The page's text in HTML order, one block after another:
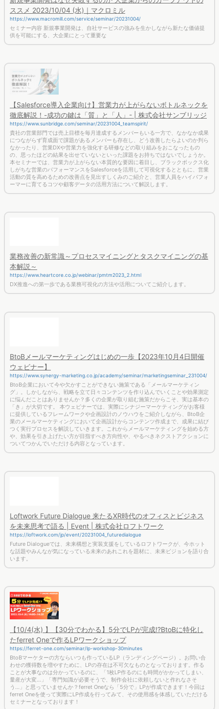
ススメ 2023/10/04 (水)｜マクロミル
https://www.macromill.com/service/seminar/20231004/
セミナー内容 新規事業開発は、自社サービスの強みを生かしながら新たな価値提
供を可能にする、大企業にとって重要な
【Salesforce導入企業向け】営業力が上がらないボトルネックを
徹底解説！-成功の鍵は「質」と「人」- | 株式会社サンブリッジ
https://www.sunbridge.com/seminar/20231004_teamspirit/
貴社の営業部門では売上目標を毎月達成するメンバーもいる一方で、なかなか成果
につながらず育成面で課題があるメンバーも存在し、どう改善したらよいのか判ら
なかったり、営業DXや営業力を強化する研修などの取り組みをおこなったもの
の、思ったほどの結果を出せていないといった課題をお持ちではないでしょうか。
本セミナーでは、営業力が上がらない本質的な要因に着目し、ブラックボックス化
しがちな営業のパフォーマンスをSalesforceを活用して可視化するとともに、営業
活動の質を高めるための改善点を見出すしくみのご紹介と、営業人員をハイパフォ
ーマーに育てるコツや顧客データの活用方法について解説します。
業務改善の新常識～プロセスマイニングとタスクマイニングの基
本解説～
https://www.heartcore.co.jp/webinar/pmtm2023_2.html
DX推進への第一歩である業務可視化の方法や活用についてご紹介します。
BtoBメールマーケティングはじめの一歩【2023年10月4日開催
ウェビナー】
https://www.synergy-marketing.co.jp/academy/seminar/marketingseminar_231004/
BtoB企業において今や欠かすことができない施策である「メールマーケティン
グ」。しかしながら、戦略を立て日々コンテンツを作り込んでいくことや効果測定
に悩んだことはありませんか？多くの企業が取り組む施策だからこそ、実は基本の
「き」が大切です。 本ウェビナーでは、実際にシナジーマーケティングがお客様
に提供しているフレームワークや企画設計のノウハウをご紹介しながら、BtoB企
業のメールマーケティングにおいて企画設計からコンテンツ作成まで、成果に結び
つく実行プロセスを解説していきます。これからメールマーケティングを始める方
や、効果を引き上げたい方が目指すべき方向性や、やるべきネクストアクションに
ついてつかんでいただける内容となっています。
Loftwork Future Dialogue 来たるXR時代のオフィスとビジネス
を未来思考で語る | Event | 株式会社ロフトワーク
https://loftwork.com/jp/event/20231004_futuredialogue
Future Dialogueでは、未来構想と実装支援をしているロフトワークが、今ホット
な話題やみんなが気になっている未来のあれこれを題材に、未来ビジョンを語り合
います。
【10/4(水) 】【30分でわかる】5分でLPが完成!?BtoBに特化し
たferret Oneで作るLPワークショップ
https://ferret-one.com/seminar/lp-workshop-30minutes
BtoBマーケターの方ならいつも作っているLP（ランディングページ）。お問い合
わせの獲得数を増やすために、LPの存在は不可欠なものとなっております。作る
ことが大事なのは分かっているのに、「1枚LP作るのにも時間がかかってしまい、
量産が大変...」「専門知識が必要そうで、制作会社に依頼しないと作れなさそ
う...」と思っていませんか？ferret Oneなら「5分で」LPが作成できます！今回は
ferret Oneを使って実際にLP作成を行ってみて、その使用感を体感していただける
セミナーとなっております！